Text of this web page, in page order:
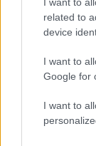
related to
device
I want to
Google for
I want to